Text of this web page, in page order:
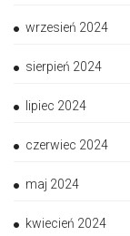
wrzesień 2024
sierpień 2024
lipiec 2024
czerwiec 2024
maj 2024
kwiecień 2024